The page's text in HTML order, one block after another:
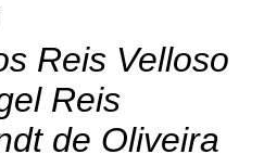
Reis Velloso
Reis
de Oliveira